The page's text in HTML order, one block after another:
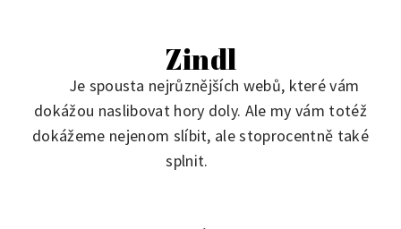
Zindl
Je spousta nejrůznějších webů, které vám
dokážou naslibovat hory doly. Ale my vám totéž
dokážeme nejenom slíbit, ale stoprocentně také
splnit.
Primary